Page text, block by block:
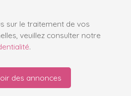
sur le traitement de vos
veuillez consulter notre
.
des annonces